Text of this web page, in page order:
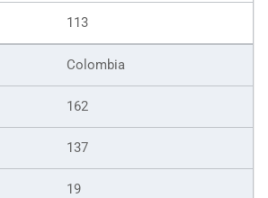
113
Colombia
162
137
19